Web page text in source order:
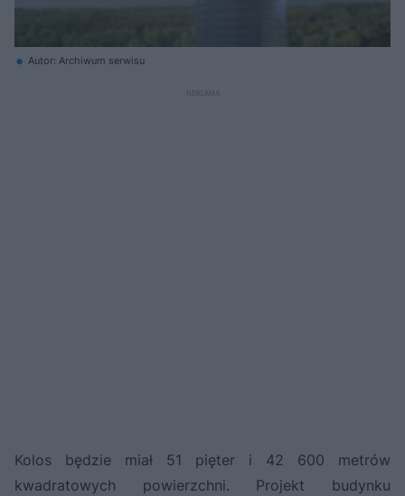
Autor: Archiwum serwisu
Kolos będzie miał 51 pięter i 42 600 metrów
kwadratowych powierzchni. Projekt budynku